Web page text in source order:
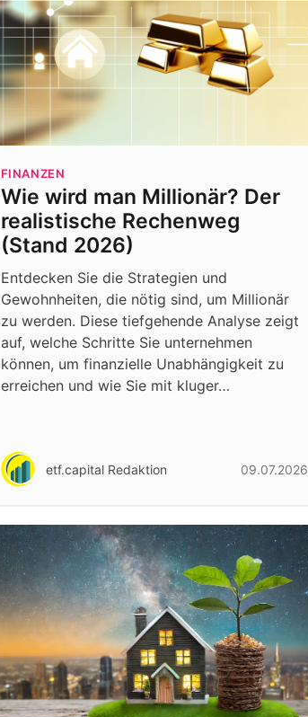
FINANZEN
Wie wird man Millionär? Der
realistische Rechenweg
(Stand 2026)
Entdecken Sie die Strategien und
Gewohnheiten, die nötig sind, um Millionär
zu werden. Diese tiefgehende Analyse zeigt
auf, welche Schritte Sie unternehmen
können, um finanzielle Unabhängigkeit zu
erreichen und wie Sie mit kluger…
etf.capital Redaktion 09.07.2026